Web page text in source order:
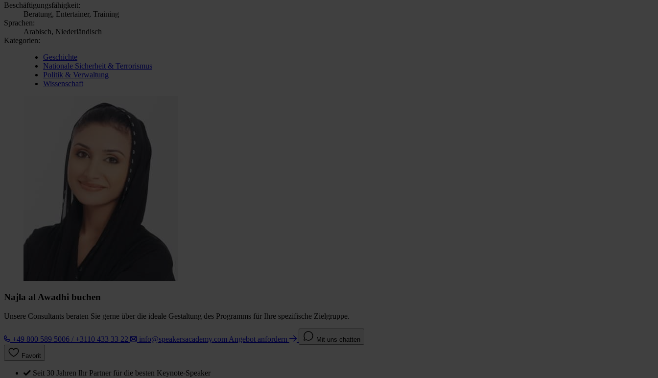
Beschäftigungsfähigkeit:
Beratung, Entertainer, Training
Sprachen:
Arabisch, Niederländisch
Kategorien:
Geschichte
Nationale Sicherheit & Terrorismus
Politik & Verwaltung
Wissenschaft
Najla al Awadhi buchen
Unsere Consultants beraten Sie gerne über die ideale Gestaltung des Programms für Ihre spezifische Zielgruppe.
+49 800 589 5006 / +3110 433 33 22 info@speakersacademy.com Angebot anfordern Mit uns chatten
Favorit
Seit 30 Jahren Ihr Partner für die besten Keynote-Speaker